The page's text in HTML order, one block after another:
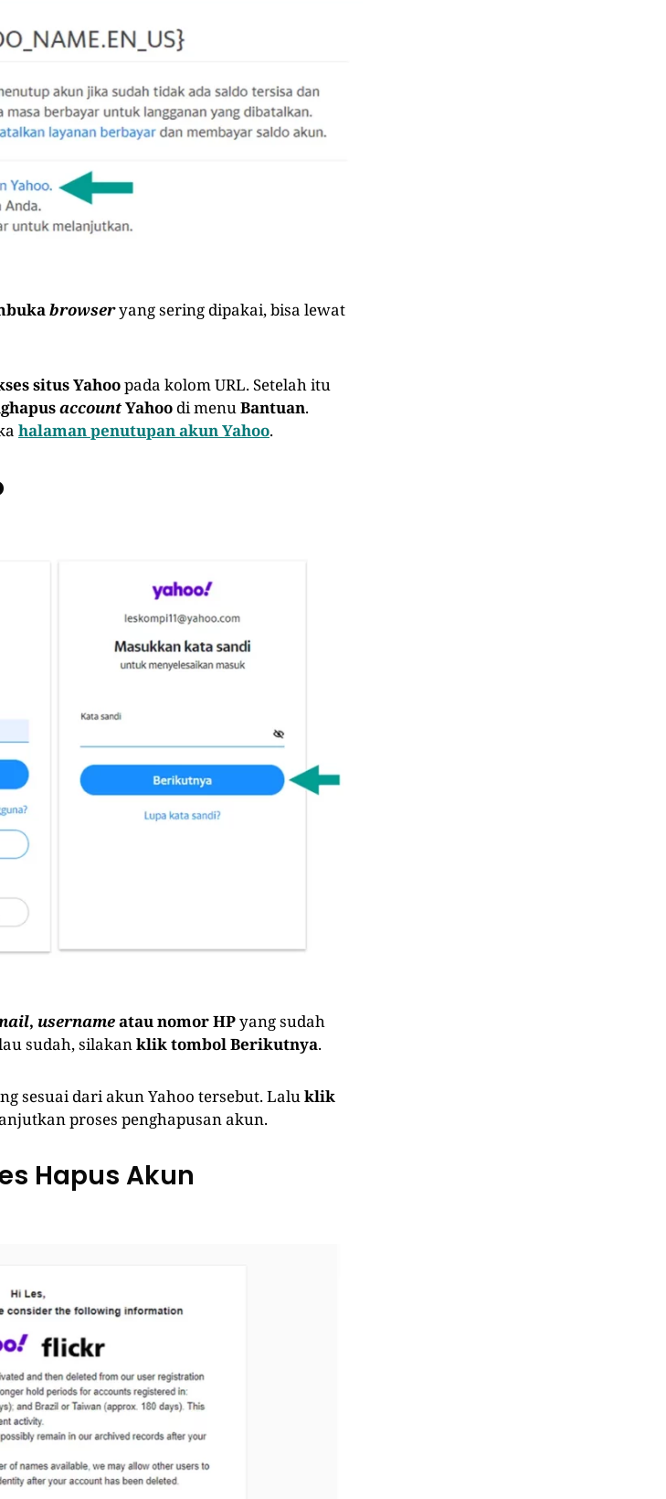
browseryang sering dipakai, bisa lewat
situs Yahoopada kolom URL. Setelah itu
accountYahoo di menuBantuan.
halaman penutupan akun Yahoo.
, usernameatau nomor HPyang sudah
sudah, silakan klik tombol Berikutnya.
sesuai dari akun Yahoo tersebut. Lalu klik
proses penghapusan akun.
Hapus Akun